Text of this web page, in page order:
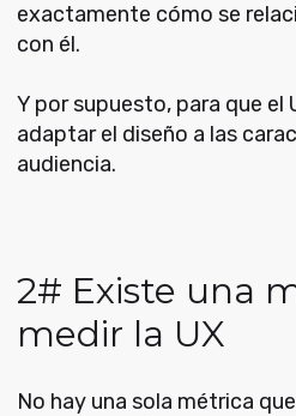
exactamente cómo se
con él.
Y por supuesto, para que el
adaptar el diseño a las
audiencia.
2# Existe una
medir la UX
No hay una sola métrica